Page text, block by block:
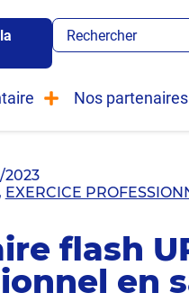
Nos
2023
EXERCICE
flash
en